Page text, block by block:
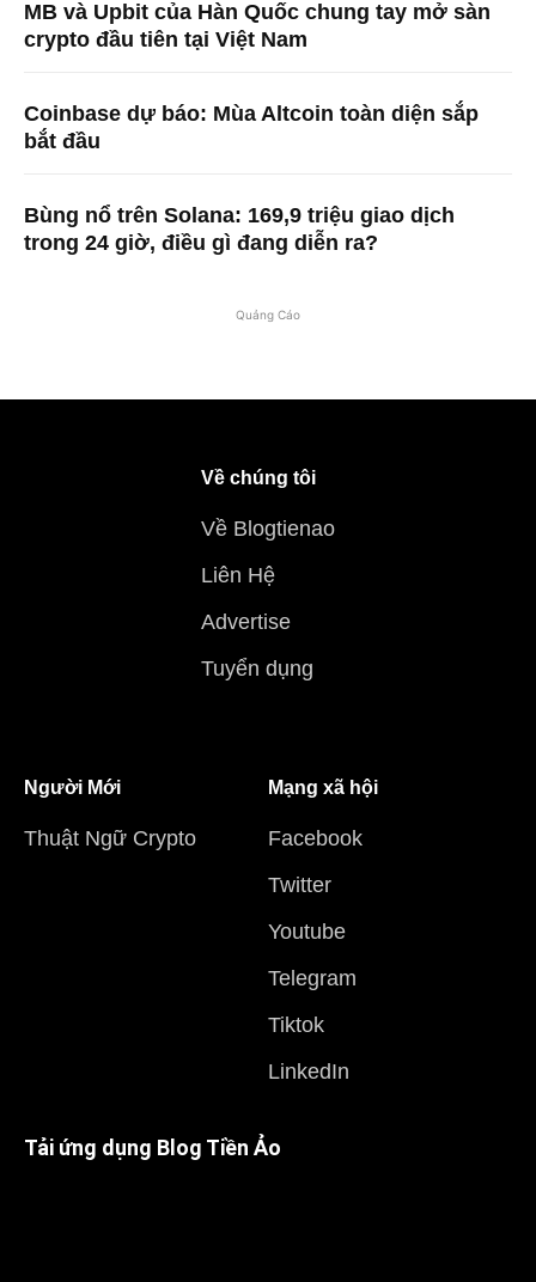
MB và Upbit của Hàn Quốc chung tay mở sàn
crypto đầu tiên tại Việt Nam
Coinbase dự báo: Mùa Altcoin toàn diện sắp
bắt đầu
Bùng nổ trên Solana: 169,9 triệu giao dịch
trong 24 giờ, điều gì đang diễn ra?
Quảng Cáo
Về chúng tôi
Về Blogtienao
Liên Hệ
Advertise
Tuyển dụng
Người Mới
Thuật Ngữ Crypto
Mạng xã hội
Facebook
Twitter
Youtube
Telegram
Tiktok
LinkedIn
Tải ứng dụng Blog Tiền Ảo